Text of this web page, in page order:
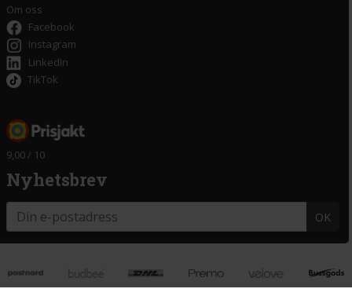
Om oss
Facebook
Instagram
LinkedIn
TikTok
9,00 / 10
Nyhetsbrev
OK